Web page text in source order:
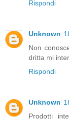
Rispondi
Unknown
Non
dritta mi
Rispondi
Unknown
Prodotti